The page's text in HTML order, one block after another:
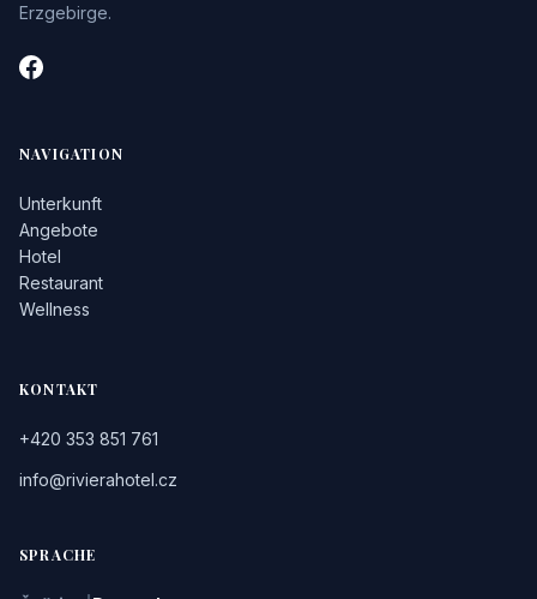
Erzgebirge.
NAVIGATION
Unterkunft
Angebote
Hotel
Restaurant
Wellness
KONTAKT
+420 353 851 761
info@rivierahotel.cz
SPRACHE